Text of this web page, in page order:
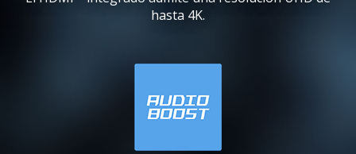
hasta 4K.